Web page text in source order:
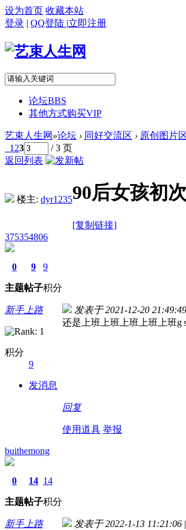
设为首页 收藏本站
登录 | QQ登陆 |立即注册
论坛BBS
其他方式购买VIP
艺束人生网 »论坛 › 同好交流区 › 原创图片
1 23
/ 3 页
返回列表
楼主: dyr123590后女孩初
[复制链接]
375354806
0
主题
9
帖子
9
积分
新手上路
积分
9
发消息
发表于 2021-12-20 21:49:49
还是上班上班上班上班上班g
回复
使用道具 举报
buithemong
0
主题
14
帖子
14
积分
新手上路 发表于 2022-1-13 11:21:06 |